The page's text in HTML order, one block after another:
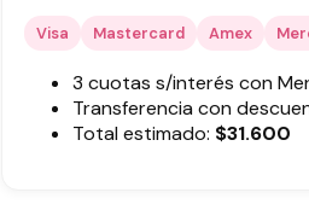
Visa Mastercard Amex
3 cuotas s/interés con
Transferencia con
Total estimado: $31.600